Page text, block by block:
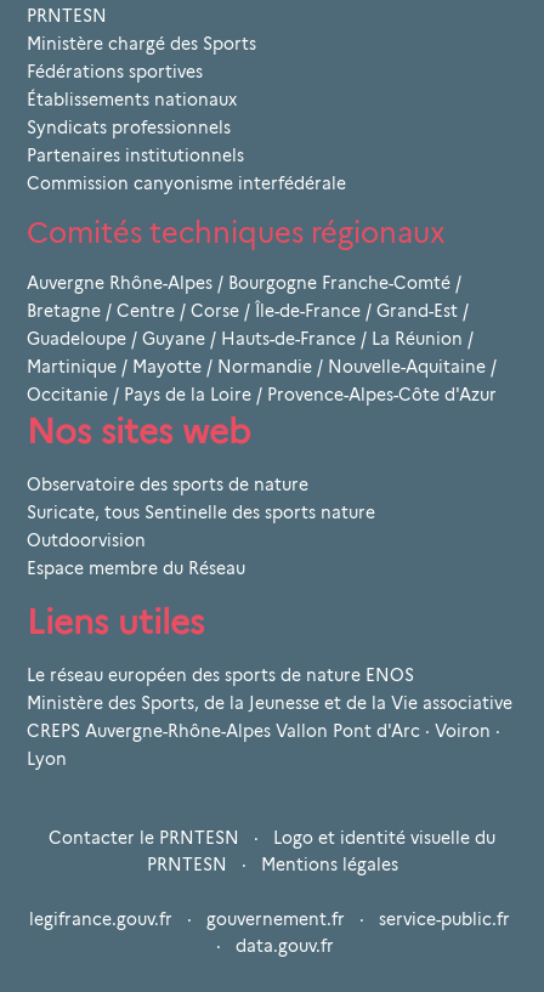
PRNTESN
Ministère chargé des Sports
Fédérations sportives
Établissements nationaux
Syndicats professionnels
Partenaires institutionnels
Commission canyonisme interfédérale
Comités techniques régionaux
Auvergne Rhône-Alpes / Bourgogne Franche-Comté /
Bretagne / Centre / Corse / Île-de-France / Grand-Est /
Guadeloupe / Guyane / Hauts-de-France / La Réunion /
Martinique / Mayotte / Normandie / Nouvelle-Aquitaine /
Occitanie / Pays de la Loire / Provence-Alpes-Côte d'Azur
Nos sites web
Observatoire des sports de nature
Suricate, tous Sentinelle des sports nature
Outdoorvision
Espace membre du Réseau
Liens utiles
Le réseau européen des sports de nature ENOS
Ministère des Sports, de la Jeunesse et de la Vie associative
CREPS Auvergne-Rhône-Alpes Vallon Pont d'Arc · Voiron ·
Lyon
Contacter le PRNTESN · Logo et identité visuelle du
PRNTESN · Mentions légales
legifrance.gouv.fr · gouvernement.fr · service-public.fr
· data.gouv.fr